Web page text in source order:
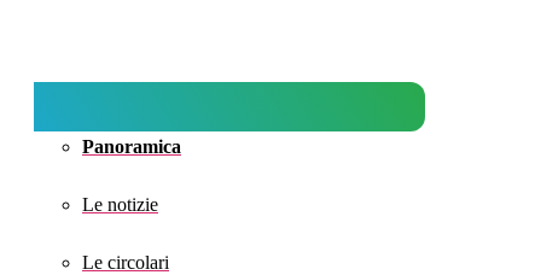
Panoramica
Le notizie
Le circolari